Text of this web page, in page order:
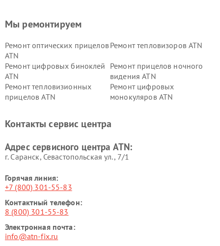
Мы ремонтируем
Ремонт оптических прицелов
ATN
Ремонт тепловизоров ATN
Ремонт цифровых биноклей
ATN
Ремонт прицелов ночного
видения ATN
Ремонт тепловизионных
прицелов ATN
Ремонт цифровых
монокуляров ATN
Контакты сервис центра
Адрес сервисного центра ATN:
г. Саранск, Севастопольская ул., 7/1
Горячая линия:
+7 (800) 301-55-83
Контактный телефон:
8 (800) 301-55-83
Электронная почта:
info@atn-fix.ru